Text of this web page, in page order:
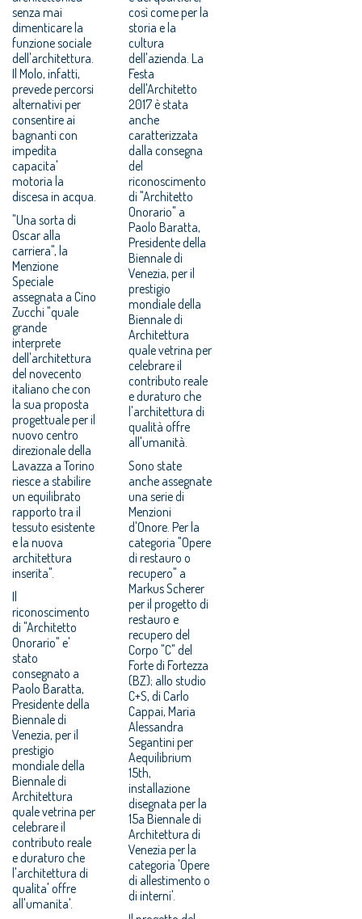
senza mai
dimenticare la
funzione sociale
dell'architettura.
Il Molo, infatti,
prevede percorsi
alternativi per
consentire ai
bagnanti con
impedita
capacita'
motoria la
discesa in acqua.
"Una sorta di
Oscar alla
carriera", la
Menzione
Speciale
assegnata a Cino
Zucchi "quale
grande
interprete
dell'architettura
del novecento
italiano che con
la sua proposta
progettuale per il
nuovo centro
direzionale della
Lavazza a Torino
riesce a stabilire
un equilibrato
rapporto tra il
tessuto esistente
e la nuova
architettura
inserita".
Il
riconoscimento
di "Architetto
Onorario" e'
stato
consegnato a
Paolo Baratta,
Presidente della
Biennale di
Venezia, per il
prestigio
mondiale della
Biennale di
Architettura
quale vetrina per
celebrare il
contributo reale
e duraturo che
l'architettura di
qualita' offre
all'umanita'.
così come per la
storia e la
cultura
dell'azienda. La
Festa
dell'Architetto
2017 è stata
anche
caratterizzata
dalla consegna
del
riconoscimento
di "Architetto
Onorario" a
Paolo Baratta,
Presidente della
Biennale di
Venezia, per il
prestigio
mondiale della
Biennale di
Architettura
quale vetrina per
celebrare il
contributo reale
e duraturo che
l'architettura di
qualità offre
all'umanità.
Sono state
anche assegnate
una serie di
Menzioni
d'Onore. Per la
categoria "Opere
di restauro o
recupero" a
Markus Scherer
per il progetto di
restauro e
recupero del
Corpo "C" del
Forte di Fortezza
(BZ); allo studio
C+S, di Carlo
Cappai, Maria
Alessandra
Segantini per
Aequilibrium
15th,
installazione
disegnata per la
15a Biennale di
Architettura di
Venezia per la
categoria 'Opere
di allestimento o
di interni'.